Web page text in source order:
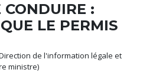
CONDUIRE :
LE PERMIS
de l'information légale et
ministre)